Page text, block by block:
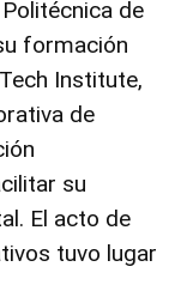
de
formación
Institute,
de
su
El acto de
tuvo lugar